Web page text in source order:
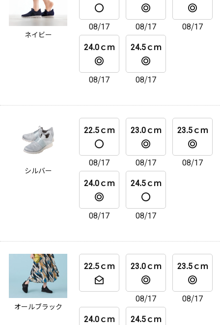
ネイビー
08/17 08/17
08/17
24.0ｃｍ
08/17
24.5ｃｍ
08/17
シルバー
22.5ｃｍ
08/17
23.0ｃｍ
08/17
23.5ｃｍ
08/17
24.0ｃｍ
08/17
24.5ｃｍ
08/17
オールブラック
22.5ｃｍ 23.0ｃｍ
08/17
23.5ｃｍ
08/17
24.0ｃｍ
24.5ｃｍ